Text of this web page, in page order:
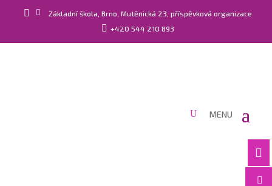
  Základní škola, Brno, Mutěnická 23, příspěvková organizace
 +420 544 210 893

